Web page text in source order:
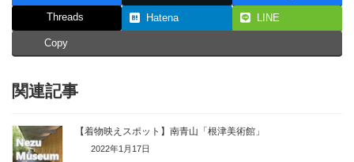
Threads Hatena LINE
Copy
関連記事
【着物映えスポット】南青山「根津美術館」
2022年1月17日